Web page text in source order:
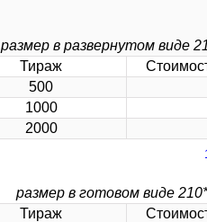
размер в развернутом виде
Тираж
500
1000
2000
размер в готовом виде
Тираж